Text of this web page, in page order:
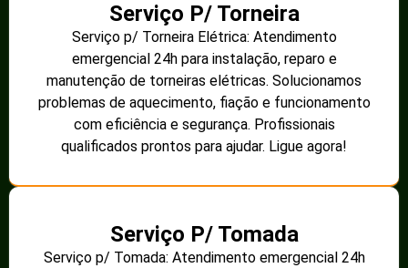
Serviço P/ Torneira
Serviço p/ Torneira Elétrica: Atendimento
emergencial 24h para instalação, reparo e
manutenção de torneiras elétricas. Solucionamos
problemas de aquecimento, fiação e funcionamento
com eficiência e segurança. Profissionais
qualificados prontos para ajudar. Ligue agora!
Serviço P/ Tomada
Serviço p/ Tomada: Atendimento emergencial 24h